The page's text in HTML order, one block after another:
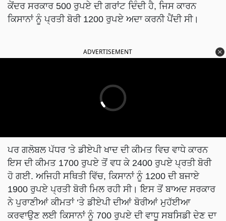
ਕੇਂਦਰ ਸਰਕਾਰ 500 ਰੁਪਏ ਦੀ ਗਰਾਂਟ ਦਿੰਦੀ ਹੈ, ਜਿਸ ਕਾਰਨ
ਕਿਸਾਨਾਂ ਨੂੰ ਪ੍ਰਤੀ ਬੋਰੀ 1200 ਰੁਪਏ ਅਦਾ ਕਰਨੀ ਪੈਂਦੀ ਸੀ।
ਪਰ ਗਲੋਬਲ ਪੱਧਰ 'ਤੇ ਡੀਏਪੀ ਖਾਦ ਦੀ ਕੀਮਤ ਵਿਚ ਵਾਧੇ ਕਾਰਨ
ਇਸ ਦੀ ਕੀਮਤ 1700 ਰੁਪਏ ਤੋਂ ਵਧ ਕੇ 2400 ਰੁਪਏ ਪ੍ਰਤੀ ਬੋਰੀ
ਹੋ ਗਈ. ਅਜਿਹੀ ਸਥਿਤੀ ਵਿੱਚ, ਕਿਸਾਨਾਂ ਨੂੰ 1200 ਦੀ ਬਜਾਏ
1900 ਰੁਪਏ ਪ੍ਰਤੀ ਬੋਰੀ ਮਿਲ ਰਹੀ ਸੀ। ਇਸ ਤੋਂ ਬਾਅਦ ਸਰਕਾਰ
ਨੇ ਪੁਰਾਣੀਆਂ ਕੀਮਤਾਂ ‘ਤੇ ਡੀਏਪੀ ਦੀਆਂ ਬੋਰੀਆਂ ਮੁਹੱਈਆ
ਕਰਵਾਉਣ ਲਈ ਕਿਸਾਨਾਂ ਨੂੰ 700 ਰੁਪਏ ਦੀ ਵਾਧੂ ਸਬਸਿਡੀ ਦੇਣ ਦਾ
ਫੈਸਲਾ ਕੀਤਾ ਹੈ।